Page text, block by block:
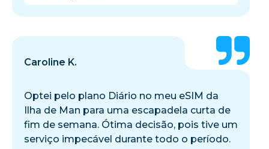
Caroline K.
Optei pelo plano Diário no meu eSIM da
Ilha de Man para uma escapadela curta de
fim de semana. Ótima decisão, pois tive um
serviço impecável durante todo o período.